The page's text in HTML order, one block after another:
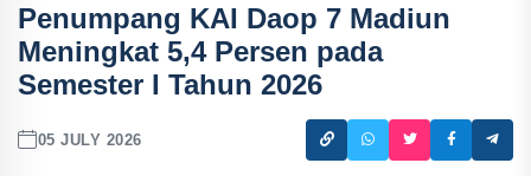
Penumpang KAI Daop 7 Madiun
Meningkat 5,4 Persen pada
Semester I Tahun 2026
05 JULY 2026